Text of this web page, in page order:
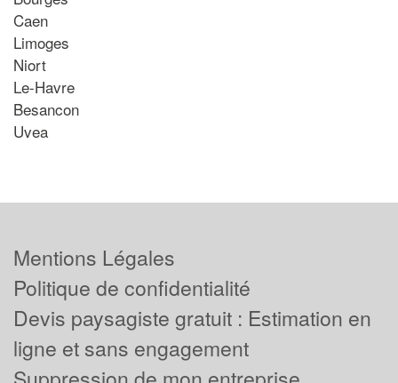
Caen
Limoges
Niort
Le-Havre
Besancon
Uvea
Mentions Légales
Politique de confidentialité
Devis paysagiste gratuit : Estimation en
ligne et sans engagement